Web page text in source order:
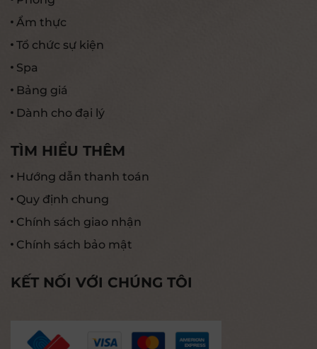
Ẩm thực
Tổ chức sự kiện
Spa
Bảng giá
Dành cho đại lý
TÌM HIỂU THÊM
Hướng dẫn thanh toán
Quy định chung
Chính sách giao nhận
Chính sách bảo mật
KẾT NỐI VỚI CHÚNG TÔI